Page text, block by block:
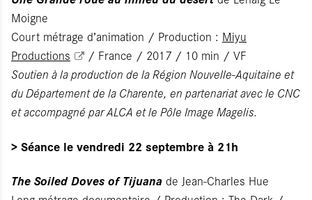
Moigne
Court métrage d’animation / Production : Miyu
Productions
/ France / 2017 / 10 min / VF
Soutien à la production de la Région Nouvelle-Aquitaine et
du Département de la Charente, en partenariat avec le CNC
et accompagné par ALCA et le Pôle Image Magelis.
> Séance le vendredi 22 septembre à 21h
The Soiled Doves of Tijuana de Jean-Charles Hue